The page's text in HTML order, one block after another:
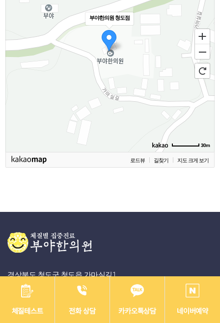
부야한의원 청도점
30m
로드뷰 길찾기 지도 크게 보기
경상북도 청도군 청도읍 가마실길1
054-370-5800
054-373-4202
COPYRIGHT 2023 부야한의원. ALL RIGHTS RESERVED.
대표오진화 사업자등록번호 412-92-00135
체질테스트 전화 상담 카카오톡상담 네이버예약